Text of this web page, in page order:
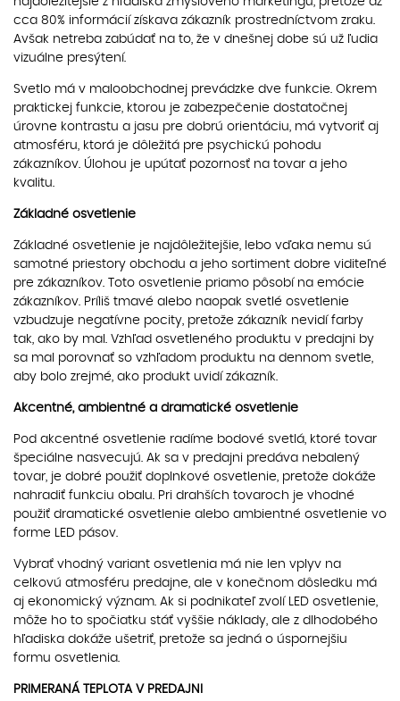
cca 80% informácií získava zákazník prostredníctvom zraku.
Avšak netreba zabúdať na to, že v dnešnej dobe sú už ľudia
vizuálne presýtení.
Svetlo má v maloobchodnej prevádzke dve funkcie. Okrem
praktickej funkcie, ktorou je zabezpečenie dostatočnej
úrovne kontrastu a jasu pre dobrú orientáciu, má vytvoriť aj
atmosféru, ktorá je dôležitá pre psychickú pohodu
zákazníkov. Úlohou je upútať pozornosť na tovar a jeho
kvalitu.
Základné osvetlenie
Základné osvetlenie je najdôležitejšie, lebo vďaka nemu sú
samotné priestory obchodu a jeho sortiment dobre viditeľné
pre zákazníkov. Toto osvetlenie priamo pôsobí na emócie
zákazníkov. Príliš tmavé alebo naopak svetlé osvetlenie
vzbudzuje negatívne pocity, pretože zákazník nevidí farby
tak, ako by mal. Vzhľad osvetleného produktu v predajni by
sa mal porovnať so vzhľadom produktu na dennom svetle,
aby bolo zrejmé, ako produkt uvidí zákazník.
Akcentné, ambientné a dramatické osvetlenie
Pod akcentné osvetlenie radíme bodové svetlá, ktoré tovar
špeciálne nasvecujú. Ak sa v predajni predáva nebalený
tovar, je dobré použiť doplnkové osvetlenie, pretože dokáže
nahradiť funkciu obalu. Pri drahších tovaroch je vhodné
použiť dramatické osvetlenie alebo ambientné osvetlenie vo
forme LED pásov.
Vybrať vhodný variant osvetlenia má nie len vplyv na
celkovú atmosféru predajne, ale v konečnom dôsledku má
aj ekonomický význam. Ak si podnikateľ zvolí LED osvetlenie,
môže ho to spočiatku stáť vyššie náklady, ale z dlhodobého
hľadiska dokáže ušetriť, pretože sa jedná o úspornejšiu
formu osvetlenia.
PRIMERANÁ TEPLOTA V PREDAJNI